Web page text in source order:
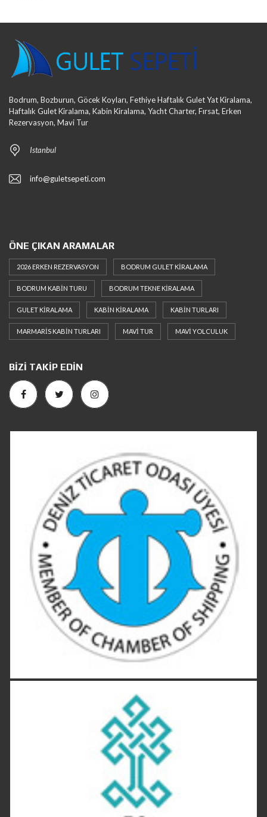
Bodrum, Bozburun, Göcek Koyları, Fethiye Haftalık Gulet Yat Kiralama,
Haftalık Gulet Kiralama, Kabin Kiralama, Yacht Charter, Fırsat, Erken
Rezervasyon, Mavi Tur
Istanbul
info@guletsepeti.com
ÖNE ÇIKAN ARAMALAR
2026 ERKEN REZERVASYON BODRUM GULET KIRALAMA
BODRUM KABIN TURU BODRUM TEKNE KIRALAMA
GULET KIRALAMA KABIN KIRALAMA KABIN TURLARI
MARMARIS KABIN TURLARI MAVI TUR MAVI YOLCULUK
BIZI TAKIP EDIN